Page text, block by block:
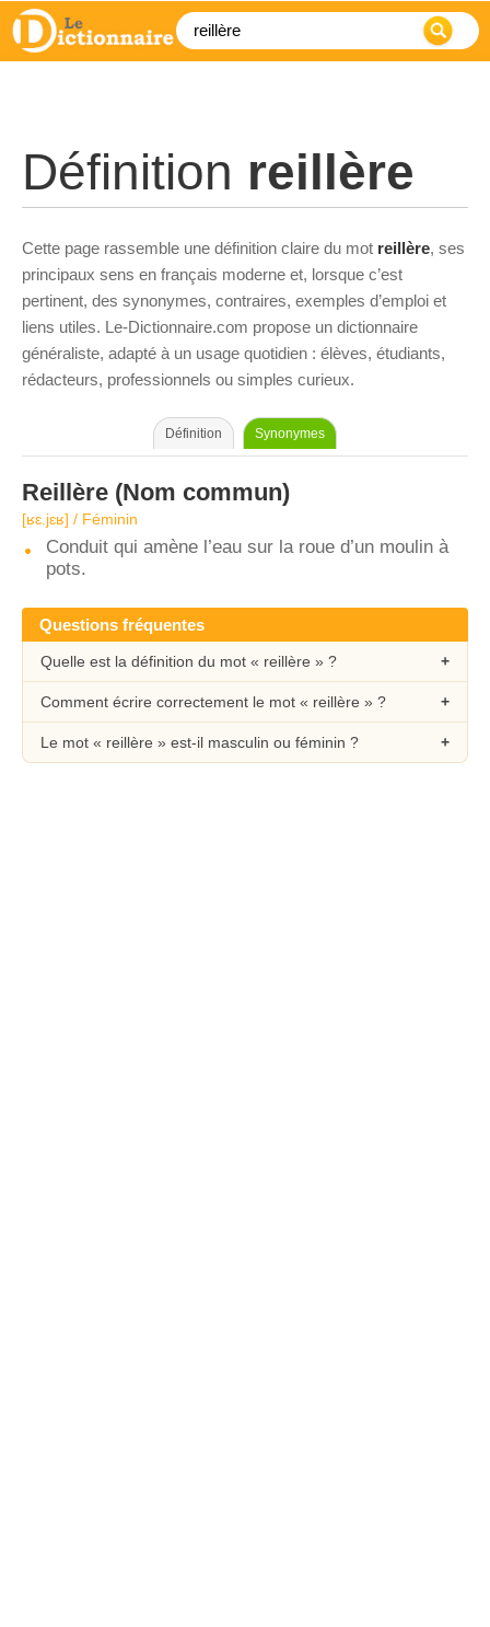
Définition reillère
Cette page rassemble une définition claire du mot reillère, ses
principaux sens en français moderne et, lorsque c’est
pertinent, des synonymes, contraires, exemples d’emploi et
liens utiles. Le-Dictionnaire.com propose un dictionnaire
généraliste, adapté à un usage quotidien : élèves, étudiants,
rédacteurs, professionnels ou simples curieux.
Définition Synonymes
Reillère (Nom commun)
[ʁɛ.jɛʁ] / Féminin
Conduit qui amène l’eau sur la roue d’un moulin à
pots.
Questions fréquentes
Quelle est la définition du mot « reillère » ?
Comment écrire correctement le mot « reillère » ?
Le mot « reillère » est-il masculin ou féminin ?